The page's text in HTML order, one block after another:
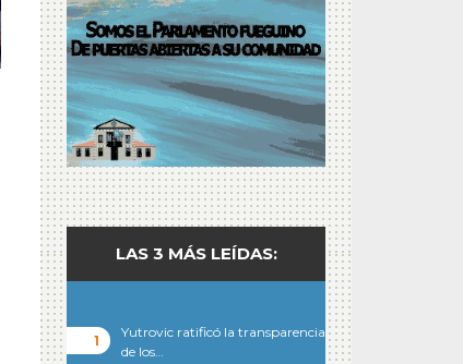
LAS 3 MÁS LEÍDAS:
Yutrovic ratificó la transparencia
de los…